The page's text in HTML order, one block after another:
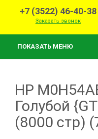
+7 (3522) 46-40-38
Заказать звонок
ПОКАЗАТЬ МЕНЮ
HP
Голубой
(8000 стр)